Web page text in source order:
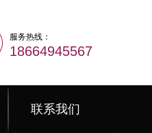
服务热线：
18664945567
联系我们